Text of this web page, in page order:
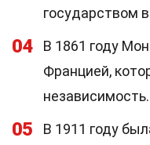
государством
04
В 1861 году
Францией,
независимость.
05
В 1911 году